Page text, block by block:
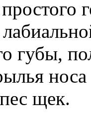
губы,
щек.